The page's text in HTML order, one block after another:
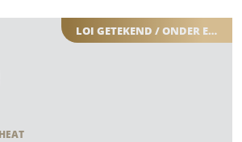
LOI GETEKEND / ONDER EXCLUSIVITEIT